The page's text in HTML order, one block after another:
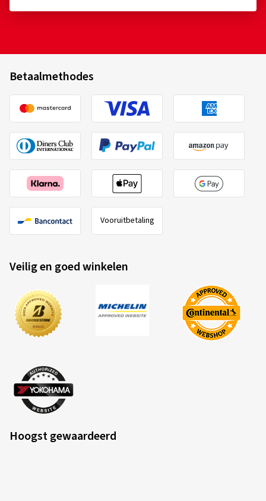
Betaalmethodes
Vooruitbetaling
Veilig en goed winkelen
Hoogst gewaardeerd